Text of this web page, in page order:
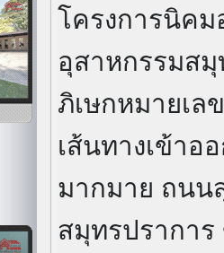
โครงการนิค
อุสาหกรรมส
ภิเษกหมายเล
เส้นทางเข้าอ
มากมาย ถนน
สมุทรปรากา